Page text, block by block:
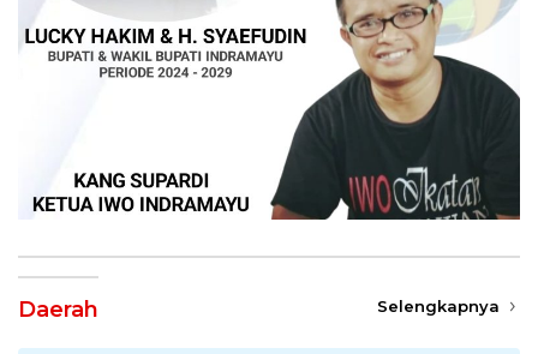
Daerah Selengkapnya